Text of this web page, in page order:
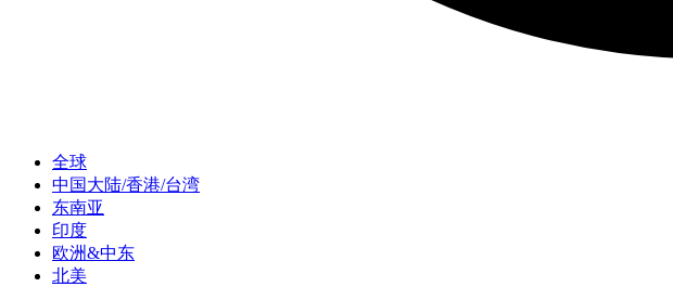
全球
中国大陆/香港/台湾
东南亚
印度
欧洲&中东
北美